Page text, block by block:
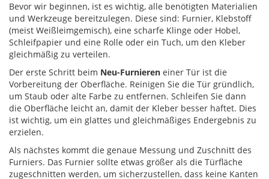
Bevor wir beginnen, ist es wichtig, alle benötigten Materialien
und Werkzeuge bereitzulegen. Diese sind: Furnier, Klebstoff
(meist Weißleimgemisch), eine scharfe Klinge oder Hobel,
Schleifpapier und eine Rolle oder ein Tuch, um den Kleber
gleichmäßig zu verteilen.
Der erste Schritt beim Neu-Furnieren einer Tür ist die
Vorbereitung der Oberfläche. Reinigen Sie die Tür gründlich,
um Staub oder alte Farbe zu entfernen. Schleifen Sie dann
die Oberfläche leicht an, damit der Kleber besser haftet. Dies
ist wichtig, um ein glattes und gleichmäßiges Endergebnis zu
erzielen.
Als nächstes kommt die genaue Messung und Zuschnitt des
Furniers. Das Furnier sollte etwas größer als die Türfläche
zugeschnitten werden, um sicherzustellen, dass keine Kanten